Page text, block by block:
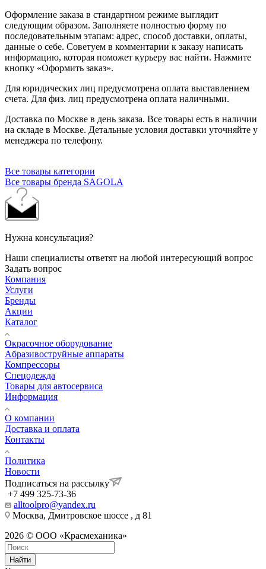
Оформление заказа в стандартном режиме выглядит
следующим образом. Заполняете полностью форму по
последовательным этапам: адрес, способ доставки, оплаты,
данные о себе. Советуем в комментарии к заказу написать
информацию, которая поможет курьеру вас найти. Нажмите
кнопку «Оформить заказ».
Для юридических лиц предусмотрена оплата выставлением
счета. Для физ. лиц предусмотрена оплата наличными.
Доставка по Москве в день заказа. Все товары есть в наличии
на складе в Москве. Детальные условия доставки уточняйте у
менеджера по телефону.
Все товары категории
Все товары бренда SAGOLA
Нужна консультация?
Наши специалисты ответят на любой интересующий вопрос
Задать вопрос
Компания
Услуги
Бренды
Акции
Каталог
Окрасочное оборудование
Aбразивоструйные аппараты
Компрессоры
Спецодежда
Товары для автосервиса
Информация
О компании
Доставка и оплата
Контакты
Политика
Новости
Подписаться на рассылку
+7 499 325-73-36
alltoolpro@yandex.ru
Москва, Дмитровское шоссе , д 81
2026 © ООО «Красмеханика»
Найти